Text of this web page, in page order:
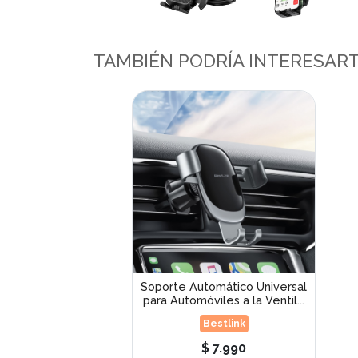
TAMBIÉN PODRÍA
Soporte Automático Universal
para Automóviles a la Ventil...
Bestlink
$ 7.990